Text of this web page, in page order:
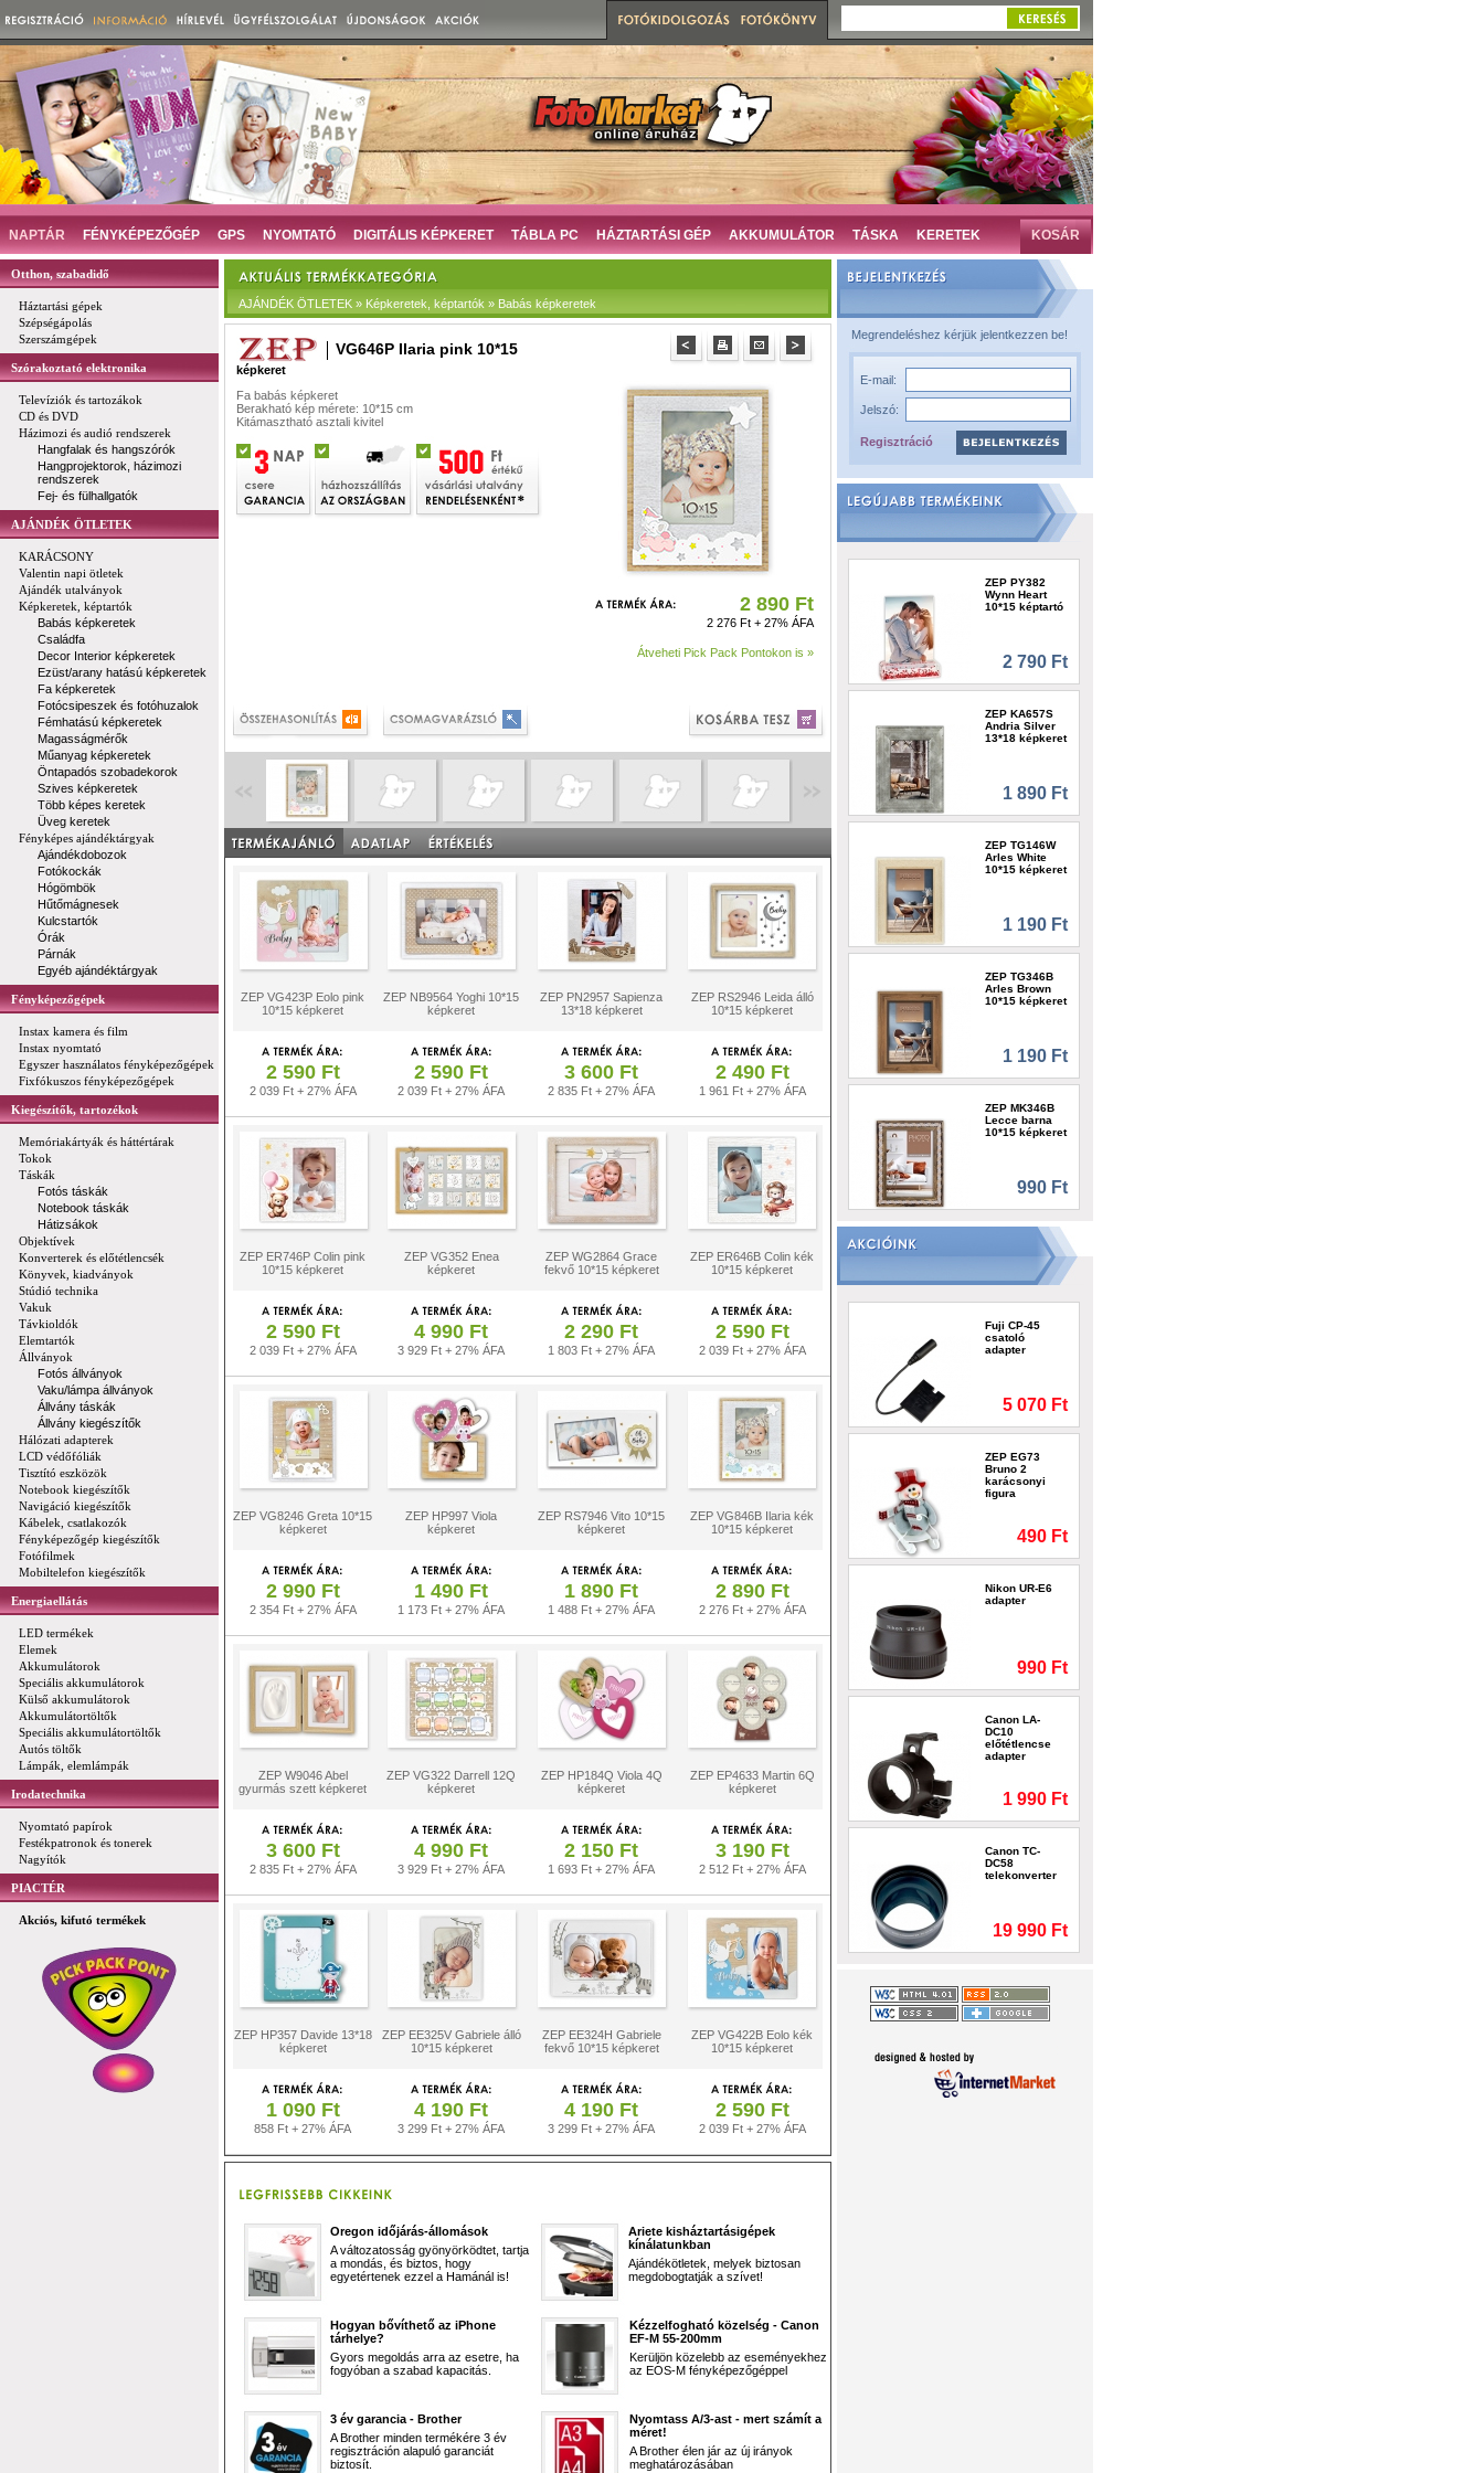
NAPTÁR FÉNYKÉPEZŐGÉP GPS NYOMTATÓ DIGITÁLIS KÉPKERET TÁBLA PC HÁZTARTÁSI GÉP AKKUMULÁTOR TÁSKA KERETEK KOSÁR
Otthon, szabadidő
Háztartási gépek
Szépségápolás
Szerszámgépek
Szórakoztató elektronika
Televíziók és tartozákok
CD és DVD
Házimozi és audió rendszerek
Hangfalak és hangszórók
Hangprojektorok, házimozi
rendszerek
Fej- és fülhallgatók
AJÁNDÉK ÖTLETEK
KARÁCSONY
Valentin napi ötletek
Ajándék utalványok
Képkeretek, képtartók
Babás képkeretek
Családfa
Decor Interior képkeretek
Ezüst/arany hatású képkeretek
Fa képkeretek
Fotócsipeszek és fotóhuzalok
Fémhatású képkeretek
Magasságmérők
Műanyag képkeretek
Öntapadós szobadekorok
Szives képkeretek
Több képes keretek
Üveg keretek
Fényképes ajándéktárgyak
Ajándékdobozok
Fotókockák
Hógömbök
Hűtőmágnesek
Kulcstartók
Órák
Párnák
Egyéb ajándéktárgyak
Fényképezőgépek
Instax kamera és film
Instax nyomtató
Egyszer használatos fényképezőgépek
Fixfókuszos fényképezőgépek
Kiegészítők, tartozékok
Memóriakártyák és háttértárak
Tokok
Táskák
Fotós táskák
Notebook táskák
Hátizsákok
Objektívek
Konverterek és előtétlencsék
Könyvek, kiadványok
Stúdió technika
Vakuk
Távkioldók
Elemtartók
Állványok
Fotós állványok
Vaku/lámpa állványok
Állvány táskák
Állvány kiegészítők
Hálózati adapterek
LCD védőfóliák
Tisztító eszközök
Notebook kiegészítők
Navigáció kiegészítők
Kábelek, csatlakozók
Fényképezőgép kiegészítők
Fotófilmek
Mobiltelefon kiegészítők
Energiaellátás
LED termékek
Elemek
Akkumulátorok
Speciális akkumulátorok
Külső akkumulátorok
Akkumulátortöltők
Speciális akkumulátortöltők
Autós töltők
Lámpák, elemlámpák
Irodatechnika
Nyomtató papírok
Festékpatronok és tonerek
Nagyítók
PIACTÉR
Akciós, kifutó termékek
AJÁNDÉK ÖTLETEK » Képkeretek, képtartók » Babás képkeretek
VG646P Ilaria pink 10*15
képkeret
Fa babás képkeret
Berakható kép mérete: 10*15 cm
Kitámasztható asztali kivitel
2 890 Ft
2 276 Ft + 27% ÁFA
Átveheti Pick Pack Pontokon is »
ZEP VG423P Eolo pink
10*15 képkeret
ZEP NB9564 Yoghi 10*15
képkeret
ZEP PN2957 Sapienza
13*18 képkeret
ZEP RS2946 Leida álló
10*15 képkeret
2 590 Ft
2 039 Ft + 27% ÁFA
2 590 Ft
2 039 Ft + 27% ÁFA
3 600 Ft
2 835 Ft + 27% ÁFA
2 490 Ft
1 961 Ft + 27% ÁFA
ZEP ER746P Colin pink
10*15 képkeret
ZEP VG352 Enea
képkeret
ZEP WG2864 Grace
fekvő 10*15 képkeret
ZEP ER646B Colin kék
10*15 képkeret
2 590 Ft
2 039 Ft + 27% ÁFA
4 990 Ft
3 929 Ft + 27% ÁFA
2 290 Ft
1 803 Ft + 27% ÁFA
2 590 Ft
2 039 Ft + 27% ÁFA
ZEP VG8246 Greta 10*15
képkeret
ZEP HP997 Viola
képkeret
ZEP RS7946 Vito 10*15
képkeret
ZEP VG846B Ilaria kék
10*15 képkeret
2 990 Ft
2 354 Ft + 27% ÁFA
1 490 Ft
1 173 Ft + 27% ÁFA
1 890 Ft
1 488 Ft + 27% ÁFA
2 890 Ft
2 276 Ft + 27% ÁFA
ZEP W9046 Abel
gyurmás szett képkeret
ZEP VG322 Darrell 12Q
képkeret
ZEP HP184Q Viola 4Q
képkeret
ZEP EP4633 Martin 6Q
képkeret
3 600 Ft
2 835 Ft + 27% ÁFA
4 990 Ft
3 929 Ft + 27% ÁFA
2 150 Ft
1 693 Ft + 27% ÁFA
3 190 Ft
2 512 Ft + 27% ÁFA
ZEP HP357 Davide 13*18
képkeret
ZEP EE325V Gabriele álló
10*15 képkeret
ZEP EE324H Gabriele
fekvő 10*15 képkeret
ZEP VG422B Eolo kék
10*15 képkeret
1 090 Ft
858 Ft + 27% ÁFA
4 190 Ft
3 299 Ft + 27% ÁFA
4 190 Ft
3 299 Ft + 27% ÁFA
2 590 Ft
2 039 Ft + 27% ÁFA
Oregon időjárás-állomások
A változatosság gyönyörködtet, tartja
a mondás, és biztos, hogy
egyetértenek ezzel a Hamánál is!
Ariete kisháztartásigépek
kínálatunkban
Ajándékötletek, melyek biztosan
megdobogtatják a szívet!
Hogyan bővíthető az iPhone
tárhelye?
Gyors megoldás arra az esetre, ha
fogyóban a szabad kapacitás.
Kézzelfogható közelség - Canon
EF-M 55-200mm
Kerüljön közelebb az eseményekhez
az EOS-M fényképezőgéppel
3 év garancia - Brother
A Brother minden termékére 3 év
regisztráción alapuló garanciát
biztosít.
Nyomtass A/3-ast - mert számít a
méret!
A Brother élen jár az új irányok
meghatározásában
Megrendeléshez kérjük jelentkezzen be!
E-mail:
Jelszó:
Regisztráció
ZEP PY382
Wynn Heart
10*15 képtartó
2 790 Ft
ZEP KA657S
Andria Silver
13*18 képkeret
1 890 Ft
ZEP TG146W
Arles White
10*15 képkeret
1 190 Ft
ZEP TG346B
Arles Brown
10*15 képkeret
1 190 Ft
ZEP MK346B
Lecce barna
10*15 képkeret
990 Ft
Fuji CP-45
csatoló
adapter
5 070 Ft
ZEP EG73
Bruno 2
karácsonyi
figura
490 Ft
Nikon UR-E6
adapter
990 Ft
Canon LA-
DC10
előtétlencse
adapter
1 990 Ft
Canon TC-
DC58
telekonverter
19 990 Ft